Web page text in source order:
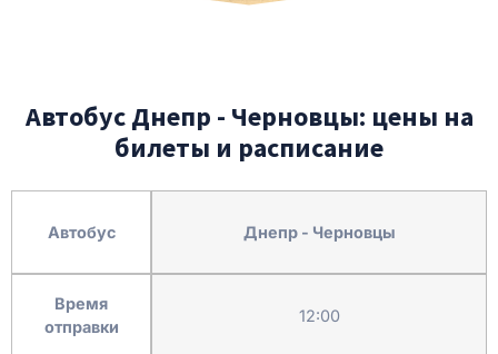
Автобус Днепр - Черновцы: цены на
билеты и расписание
Автобус
Время
отправки
Днепр - Черновцы
12:00